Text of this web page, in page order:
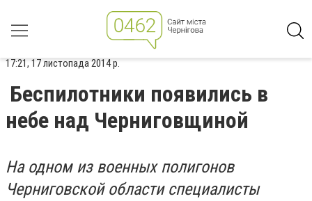
17:21, 17 листопада 2014 р.
Беспилотники появились в
небе над Черниговщиной
На одном из военныхполигонов
Черниговской области специалисты